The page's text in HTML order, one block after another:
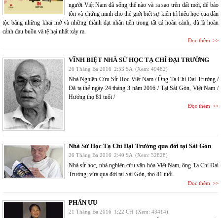
người Việt Nam đã sống thế nào và ra sao trên đất mới, để bảo
tồn và chứng minh cho thế giới biết sự kiên trì hiếu học của dân
tộc bằng những khai mở và những thành đạt nhãn tiền trong tất cả hoàn cảnh, dù là hoàn
cảnh đau buồn và tệ hại nhất xảy ra.
Đọc thêm
VĨNH BIỆT NHÀ SỬ HỌC TẠ CHÍ ĐẠI TRƯỜNG
26 Tháng Ba 2016 2:53 SA (Xem: 49482)
Nhà Nghiên Cứu Sử Học Việt Nam / Ông Tạ Chí Đại Trường /
Đã tạ thế ngày 24 tháng 3 năm 2016 / Tại Sài Gòn, Việt Nam /
Hưởng thọ 81 tuổi /
Đọc thêm
Nhà Sử Học Tạ Chí Đại Trường qua đời tại Sài Gòn
26 Tháng Ba 2016 2:40 SA (Xem: 52828)
Nhà sử học, nhà nghiên cứu văn hóa Việt Nam, ông Tạ Chí Đại
Trường, vừa qua đời tại Sài Gòn, thọ 81 tuổi.
Đọc thêm
PHÂN ƯU
21 Tháng Ba 2016 1:22 CH (Xem: 43414)